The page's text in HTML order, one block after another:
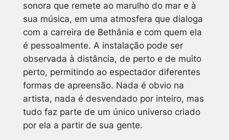
sonora que remete ao marulho do mar e à
sua música, em uma atmosfera que dialoga
com a carreira de Bethânia e com quem ela
é pessoalmente. A instalação pode ser
observada à distância, de perto e de muito
perto, permitindo ao espectador diferentes
formas de apreensão. Nada é obvio na
artista, nada é desvendado por inteiro, mas
tudo faz parte de um único universo criado
por ela a partir de sua gente.